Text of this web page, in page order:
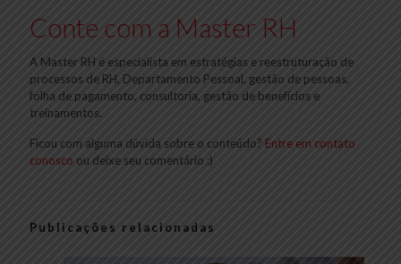
Conte com a Master RH
A Master RH é especialista em estratégias e reestruturação de
processos de RH, Departamento Pessoal, gestão de pessoas,
folha de pagamento, consultoria, gestão de benefícios e
treinamentos.
Ficou com alguma dúvida sobre o conteúdo? Entre em contato
conosco ou deixe seu comentário :)
Publicações relacionadas